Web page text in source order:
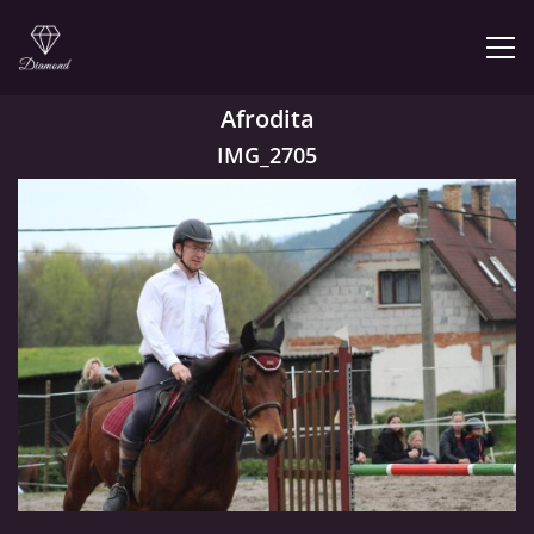
PRODEJNA JEZDECKÝCH POTŘEB
FOTOALBUM
KONTAKT
KONĚ JK MIRA
Afrodita
IMG_2705